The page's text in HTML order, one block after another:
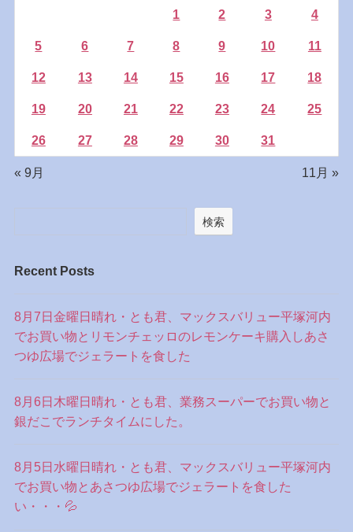
1 2 3 4
5 6 7 8 9 10 11
12 13 14 15 16 17 18
19 20 21 22 23 24 25
26 27 28 29 30 31
« 9月 11月 »
検索
Recent Posts
8月7日金曜日晴れ・とも君、マックスバリュー平塚河内
でお買い物とリモンチェッロのレモンケーキ購入しあさ
つゆ広場でジェラートを食した
8月6日木曜日晴れ・とも君、業務スーパーでお買い物と
銀だこでランチタイムにした。
8月5日水曜日晴れ・とも君、マックスバリュー平塚河内
でお買い物とあさつゆ広場でジェラートを食した
い・・・💦